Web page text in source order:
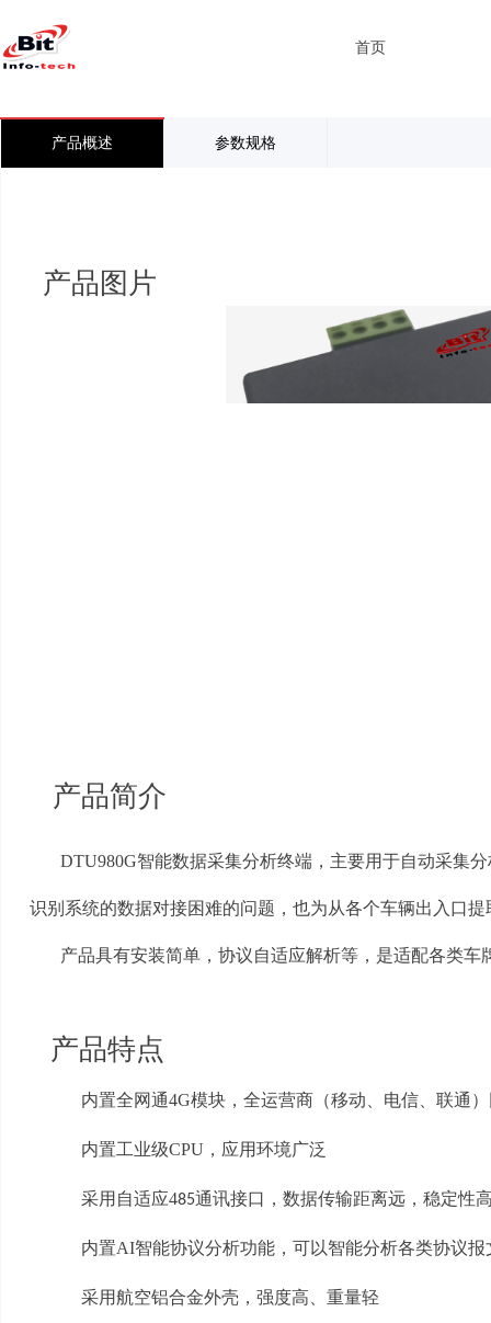
首页
产品概述 参数规格
产品图片
产品简介
DTU980G智能数据采集分析终端，主要用于自动采集
识别系统的数据对接困难的问题，也为从各个车辆出入口
产品具有安装简单，协议自适应解析等，是适配各类车
产品特点
内置全网通4G模块，全运营商（移动、电信、联通
内置工业级CPU ，应用环境广泛
采用自适应485通讯接口，数据传输距离远，稳定性
内置AI智能协议分析功能，可以智能分析各类协议报
采用航空铝合金外壳，强度高、重量轻